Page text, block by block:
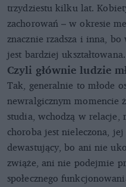
trzydziestu kilku lat.
zachorowań – w okresie
znacznie rzadsza i inna,
jest bardziej ukształtowana.
Czyli głównie ludzie
Tak, generalnie to młode
newralgicznym momencie
studia, wchodzą w relacje,
choroba jest nieleczona,
dewastujący, bo ani nie
zwiąże, ani nie podejmie
społecznego